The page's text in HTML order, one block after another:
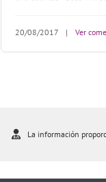
20/08/2017 | Ver
La información